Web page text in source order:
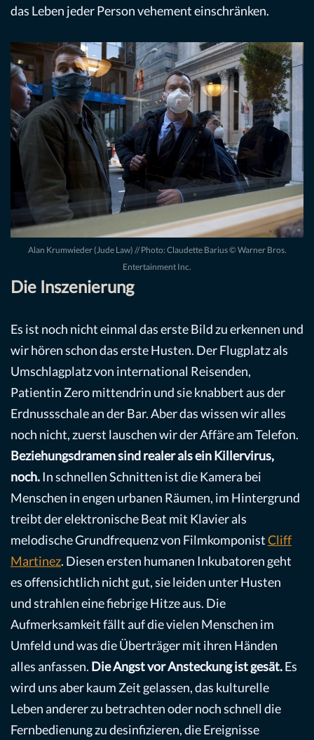
das Leben jeder Person vehement einschränken.
Alan Krumwieder (Jude Law) // Photo: Claudette Barius © Warner Bros.
Entertainment Inc.
Die Inszenierung
Es ist noch nicht einmal das erste Bild zu erkennen und
wir hören schon das erste Husten. Der Flugplatz als
Umschlagplatz von international Reisenden,
Patientin Zero mittendrin und sie knabbert aus der
Erdnussschale an der Bar. Aber das wissen wir alles
noch nicht, zuerst lauschen wir der Affäre am Telefon.
Beziehungsdramen sind realer als ein Killervirus,
noch.In schnellen Schnitten ist die Kamera bei
Menschen in engen urbanen Räumen, im Hintergrund
treibt der elektronische Beat mit Klavier als
melodische Grundfrequenz von FilmkomponistCliff
Martinez. Diesen ersten humanen Inkubatoren geht
es offensichtlich nicht gut, sie leiden unter Husten
und strahlen eine fiebrige Hitze aus. Die
Aufmerksamkeit fällt auf die vielen Menschen im
Umfeld und was die Überträger mit ihren Händen
alles anfassen. Die Angst vor Ansteckung ist gesät.Es
wird uns aber kaum Zeit gelassen, das kulturelle
Leben anderer zu betrachten oder noch schnell die
Fernbedienung zu desinfizieren, die Ereignisse